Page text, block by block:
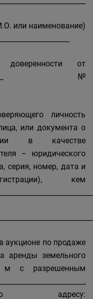
или наименование)
от
личность
или документа о
в качестве
– юридического
серия, номер, дата и
кем
аукционе по продаже
аренды земельного
м с разрешенным
адресу: